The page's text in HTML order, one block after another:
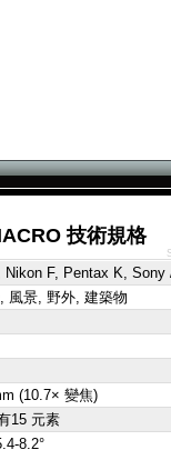
技術規格
Nikon F, Pentax K,
風景, 野外, 建築物
(10.7× 變焦)
15 元素
8.2°